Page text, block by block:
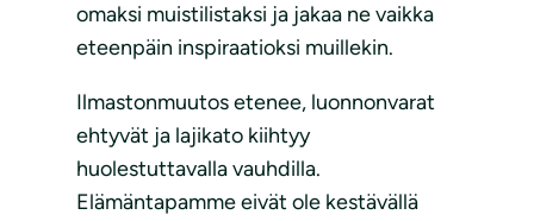
omaksi muistilistaksi ja jakaa ne vaikka
eteenpäin inspiraatioksi muillekin.
Ilmastonmuutos etenee, luonnonvarat
ehtyvät ja lajikato kiihtyy
huolestuttavalla vauhdilla.
Elämäntapamme eivät ole kestävällä